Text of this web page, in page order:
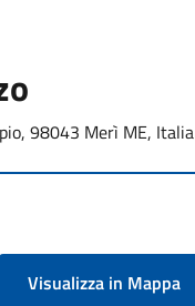
98043 Merì ME, Italia
Visualizza in Mappa